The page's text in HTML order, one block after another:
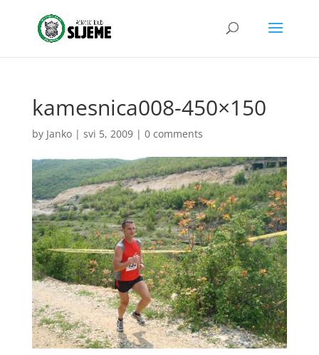
kamesnica008-450×150
by Janko| svi 5, 2009| 0 comments